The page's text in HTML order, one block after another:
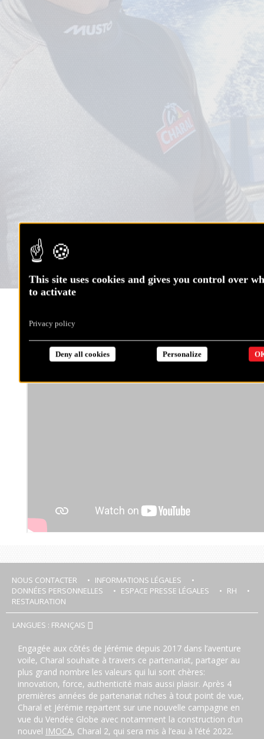
Le retour dans l’Atlantique nord, ça se fête ! Alors c’est
NOUS CONTACTER
INFORMATIONS LÉGALES
DONNÉES PERSONNELLES
ESPACE PRESSE LÉGALES
RH
RESTAURATION
LANGUES : FRANÇAIS
Engagée aux côtés de Jérémie depuis 2017 dans l’aventure
voile, Charal souhaite à travers ce partenariat, partager au
plus grand nombre les valeurs qui lui sont chères:
innovation, force, authenticité mais aussi plaisir. Après 4
premières années de partenariat riches à tout point de vue,
Charal et Jérémie repartent sur une nouvelle campagne en
vue du Vendée Globe avec notamment la construction d’un
nouvel IMOCA, Charal 2, qui sera mis à l’eau à l’été 2022.
This site uses cookies and gives you control over
to activate
Deny all cookies Personalize
Privacy policy